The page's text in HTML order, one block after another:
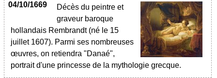
04/10/1669
Décès du peintre et
graveur baroque
hollandais Rembrandt (né le 15
juillet 1607). Parmi ses nombreuses
œuvres, on retiendra "Danaé",
portrait d'une princesse de la mythologie grecque.